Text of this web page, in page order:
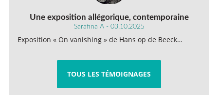
Une exposition allégorique, contemporaine
Sarafina A - 03.10.2025
Exposition « On vanishing » de Hans op de Beeck…
TOUS LES TÉMOIGNAGES